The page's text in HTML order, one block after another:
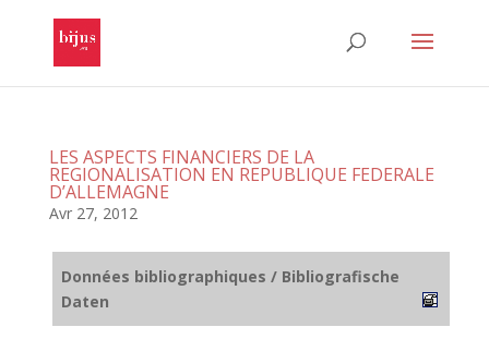
LES ASPECTS FINANCIERS DE LA
REGIONALISATION EN REPUBLIQUE FEDERALE
D’ALLEMAGNE
Avr 27, 2012
Données bibliographiques / Bibliografische
Daten